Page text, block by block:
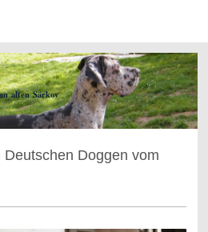
alten Särkov
Doggen vom